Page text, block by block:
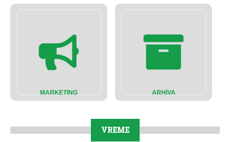
MARKETING ARHIVA
VREME